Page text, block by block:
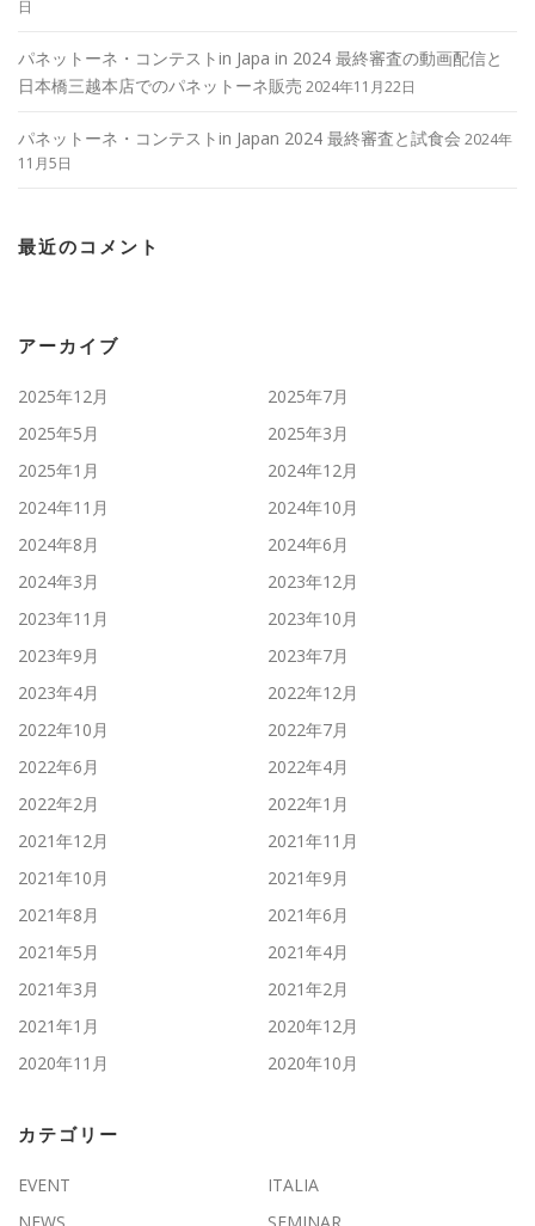
日
パネットーネ・コンテストin Japa in 2024 最終審査の動画配信と
日本橋三越本店でのパネットーネ販売 2024年11月22日
パネットーネ・コンテストin Japan 2024 最終審査と試食会 2024年
11月5日
最近のコメント
アーカイブ
2025年12月
2025年7月
2025年5月
2025年3月
2025年1月
2024年12月
2024年11月
2024年10月
2024年8月
2024年6月
2024年3月
2023年12月
2023年11月
2023年10月
2023年9月
2023年7月
2023年4月
2022年12月
2022年10月
2022年7月
2022年6月
2022年4月
2022年2月
2022年1月
2021年12月
2021年11月
2021年10月
2021年9月
2021年8月
2021年6月
2021年5月
2021年4月
2021年3月
2021年2月
2021年1月
2020年12月
2020年11月
2020年10月
カテゴリー
EVENT
ITALIA